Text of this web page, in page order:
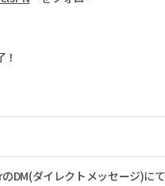
DM(ダイレクトメッセージ)にて